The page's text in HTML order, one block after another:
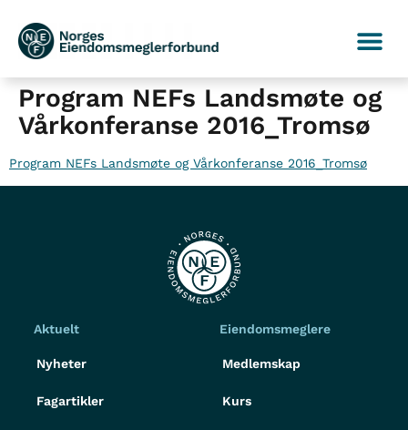
Program NEFs Landsmøte og
Vårkonferanse 2016_Tromsø
Program NEFs Landsmøte og Vårkonferanse 2016_Tromsø
Aktuelt
Nyheter
Fagartikler
Eiendomsmeglere
Medlemskap
Kurs